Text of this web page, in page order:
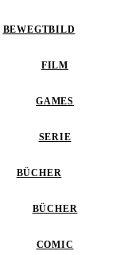
BEWEGTBILD
FILM
GAMES
SERIE
BÜCHER
BÜCHER
COMIC